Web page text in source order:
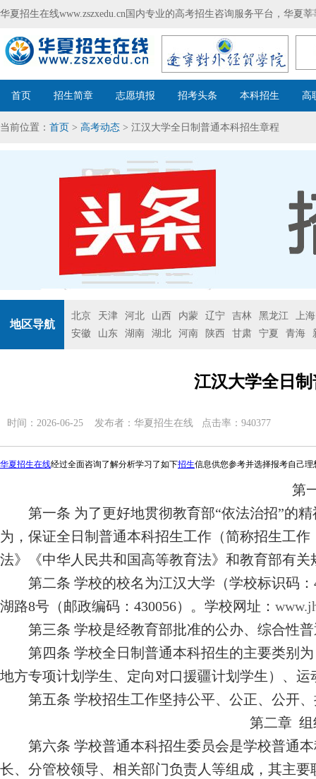
华夏招生在线www.zszxedu.cn国内专业的高考招生咨询服务平台，华夏
首页 招生简章 志愿填报 招考头条 本科招生 高
当前位置： 首页 > 高考动态 > 江汉大学全日制普通本科招生章程
地区导航
北京 天津 河北 山西 内蒙 辽宁 吉林 黑龙江
上海
安徽
山东 湖南 湖北 河南 陕西 甘肃 宁夏 青海
江汉大学全日
时间：2026-06-25 发布者： 华夏招生在线 点击率：940377
华夏招生在线经过全面咨询了解分析学习了如下招生信息供您参考并选择报考自己理
第
第一条 为了更好地贯彻教育部“依法治招”的
为，保证全日制普通本科招生工作（简称招生工
法》《中华人民共和国高等教育法》和教育部有
第二条 学校的校名为江汉大学（学校标识码：
湖路8号（邮政编码： 430056）。学校网址 ：
第三条 学校是经教育部批准的公办、综合性
第四条 学校全日制普通本科招生的主要类别
地方专项计划学生、定向对口援疆计划学生）、
第五条 学校招生工作坚持公平、公正、公开
第二章 组
第六条 学校普通本科招生委员会是学校普通
长、分管校领导、 相关部门负责人等组成，其主要